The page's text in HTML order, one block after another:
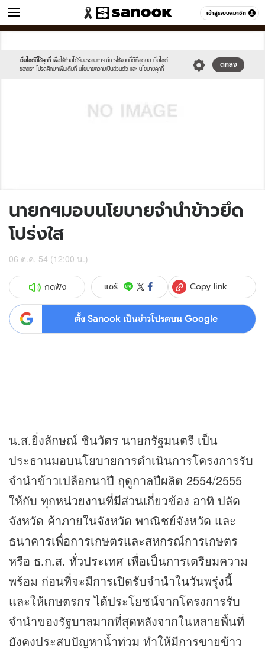
เข้าสู่ระบบสมาชิก
ข่าว หมวดอื่นๆ
เว็บไซต์นี้ใช้คุกกี้ เพื่อให้ท่านได้รับประสบการณ์การใช้งานที่ดีที่สุดบน เว็บไซต์
ของเรา โปรดศึกษาเพิ่มเติมที่ นโยบายความเป็นส่วนตัว และ นโยบายคุกกี้
ตกลง
sanook.png
image.jpg
นายกฯมอบนโยบายจำนำข้าวยึด
โปร่งใส
06 ต.ค. 54 (12:00 น.)
กดฟัง แชร์ Copy link
ตั้ง Sanook เป็นข่าวโปรดบน Google
น.ส.ยิ่งลักษณ์ ชินวัตร นายกรัฐมนตรี เป็น
ประธานมอบนโยบายการดำเนินการโครงการรับ
จำนำข้าวเปลือกนาปี ฤดูกาลปีผลิต 2554/2555
ให้กับ ทุกหน่วยงานที่มีส่วนเกี่ยวข้อง อาทิ ปลัด
จังหวัด ค้าภายในจังหวัด พาณิชย์จังหวัด และ
ธนาคารเพื่อการเกษตรและสหกรณ์การเกษตร
หรือ ธ.ก.ส. ทั่วประเทศ เพื่อเป็นการเตรียมความ
พร้อม ก่อนที่จะมีการเปิดรับจำนำในวันพรุ่งนี้
และให้เกษตรกร ได้ประโยชน์จากโครงการรับ
จำนำของรัฐบาลมากที่สุดหลังจากในหลายพื้นที่
ยังคงประสบปัญหาน้ำท่วม ทำให้มีการขายข้าว